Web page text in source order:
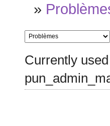
»
Currently